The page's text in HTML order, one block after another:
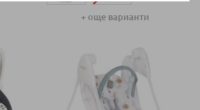
+ още варианти